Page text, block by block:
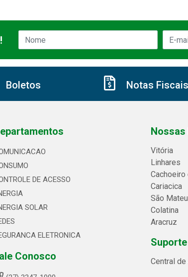
Boletos Notas Fiscais
DE ACESSO
SOLAR
ELETRONICA
Conosco
Nossas
Vitória
Linhares
Cariacica
São
Colatina
Aracruz
Central